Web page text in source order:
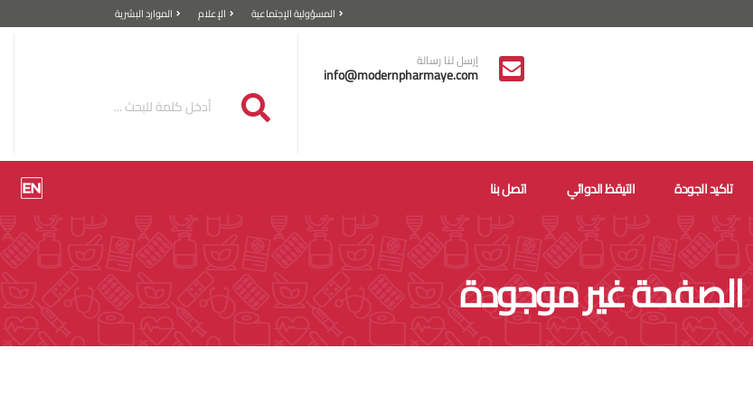
المسؤولية الإجتماعية الإعلام الموارد البشرية
إرسل لنا رسالة
info@modernpharmaye.com
تاكيد الجودة التيقظ الدوائي اتصل بنا
الصفحة غير موجودة